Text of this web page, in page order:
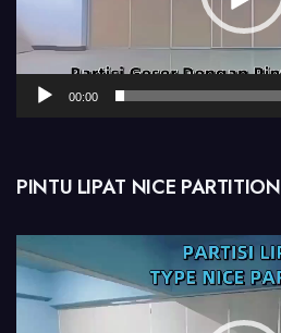
00:00
PINTU LIPAT NICE PARTITION
Pemutar
Video